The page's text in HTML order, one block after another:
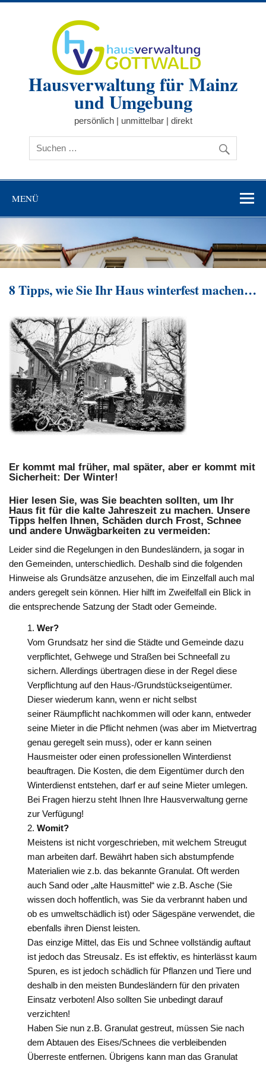
Zum
Hausverwaltung für Mainz
und Umgebung
persönlich | unmittelbar | direkt
MENÜ
8 Tipps, wie Sie Ihr Haus winterfest machen…
Er kommt mal früher, mal später, aber er kommt mit
Sicherheit: Der Winter!
Hier lesen Sie, was Sie beachten sollten, um Ihr
Haus fit für die kalte Jahreszeit zu machen. Unsere
Tipps helfen Ihnen, Schäden durch Frost, Schnee
und andere Unwägbarkeiten zu vermeiden:
Leider sind die Regelungen in den Bundesländern, ja sogar in
den Gemeinden, unterschiedlich. Deshalb sind die folgenden
Hinweise als Grundsätze anzusehen, die im Einzelfall auch mal
anders geregelt sein können. Hier hilft im Zweifelfall ein Blick in
die entsprechende Satzung der Stadt oder Gemeinde.
Wer?
Vom Grundsatz her sind die Städte und Gemeinde dazu
verpflichtet, Gehwege und Straßen bei Schneefall zu
sichern. Allerdings übertragen diese in der Regel diese
Verpflichtung auf den Haus-/Grundstückseigentümer.
Dieser wiederum kann, wenn er nicht selbst
seiner Räumpflicht nachkommen will oder kann, entweder
seine Mieter in die Pflicht nehmen (was aber im Mietvertrag
genau geregelt sein muss), oder er kann seinen
Hausmeister oder einen professionellen Winterdienst
beauftragen. Die Kosten, die dem Eigentümer durch den
Winterdienst entstehen, darf er auf seine Mieter umlegen.
Bei Fragen hierzu steht Ihnen Ihre Hausverwaltung gerne
zur Verfügung!
Womit?
Meistens ist nicht vorgeschrieben, mit welchem Streugut
man arbeiten darf. Bewährt haben sich abstumpfende
Materialien wie z.b. das bekannte Granulat. Oft werden
auch Sand oder „alte Hausmittel“ wie z.B. Asche (Sie
wissen doch hoffentlich, was Sie da verbrannt haben und
ob es umweltschädlich ist) oder Sägespäne verwendet, die
ebenfalls ihren Dienst leisten.
Das einzige Mittel, das Eis und Schnee vollständig auftaut
ist jedoch das Streusalz. Es ist effektiv, es hinterlässt kaum
Spuren, es ist jedoch schädlich für Pflanzen und Tiere und
deshalb in den meisten Bundesländern für den privaten
Einsatz verboten! Also sollten Sie unbedingt darauf
verzichten!
Haben Sie nun z.B. Granulat gestreut, müssen Sie nach
dem Abtauen des Eises/Schnees die verbleibenden
Überreste entfernen. Übrigens kann man das Granulat